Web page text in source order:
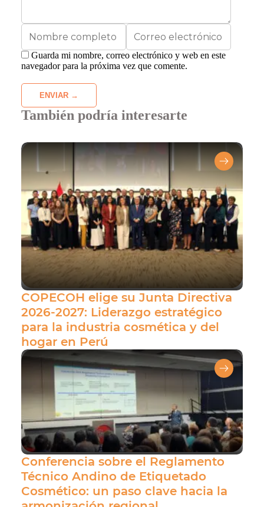
Guarda mi nombre, correo electrónico y web en este
navegador para la próxima vez que comente.
También podría interesarte
COPECOH elige su Junta Directiva
2026-2027: Liderazgo estratégico
para la industria cosmética y del
hogar en Perú
Conferencia sobre el Reglamento
Técnico Andino de Etiquetado
Cosmético: un paso clave hacia la